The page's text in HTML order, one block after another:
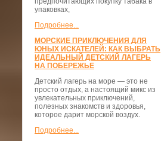
упаковках,
Подробнее...
МОРСКИЕ ПРИКЛЮЧЕНИЯ ДЛЯ
ЮНЫХ ИСКАТЕЛЕЙ: КАК ВЫБРАТЬ
ИДЕАЛЬНЫЙ ДЕТСКИЙ ЛАГЕРЬ
НА ПОБЕРЕЖЬЕ
Детский лагерь на море — это не
просто отдых, а настоящий микс из
увлекательных приключений,
полезных знакомств и здоровья,
которое дарит морской воздух.
Подробнее...